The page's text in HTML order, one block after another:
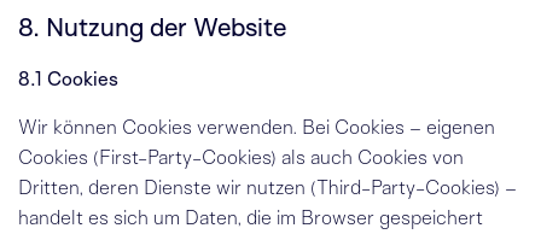
8. Nutzung der Website
8.1 Cookies
Wir können Cookies verwenden. Bei Cookies – eigenen
Cookies (First-Party-Cookies) als auch Cookies von
Dritten, deren Dienste wir nutzen (Third-Party-Cookies) –
handelt es sich um Daten, die im Browser gespeichert